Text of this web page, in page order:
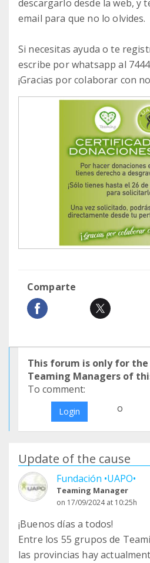
descargarlo desde la web, y
email para que no lo olvides.
Si necesitas ayuda o te
escribe por whatsapp al
¡Gracias por colaborar con
Comparte
This forum is only for the
Teaming Managers of
To comment:
Login o
Update of the cause
Fundación •UAPO•
Teaming Manager
on 17/09/2024 at 10:25h
¡Buenos días a todos!
Entre los 55 grupos de
las provincias hay